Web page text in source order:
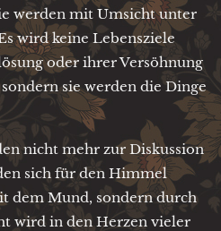
werden mit Umsicht unter
wird keine Lebensziele
oder ihrer Versöhnung
sie werden die Dinge
nicht mehr zur Diskussion
sich für den Himmel
dem Mund, sondern durch
wird in den Herzen vieler